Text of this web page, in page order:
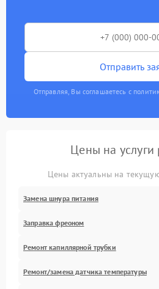
Отправить
Отправляя, Вы соглашаетесь с
Цены на услуги
Цены актуальны на
Замена шнура питания
Заправка фреоном
Ремонт капиллярной трубки
Ремонт/замена датчика температуры